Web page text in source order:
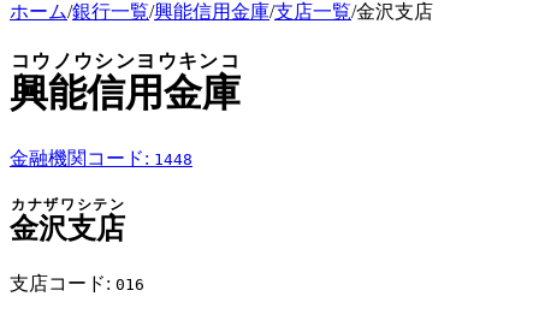
ホーム/銀行一覧/興能信用金庫/支店一覧/金沢支店
興能信用金庫
コウノウシンヨウキンコ
金融機関コード: 1448
金沢支店
カナザワシテン
支店コード: 016